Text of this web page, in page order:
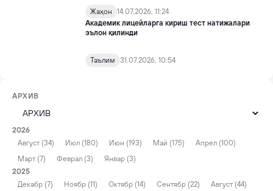
Жаҳон
14.07.2026, 11:24
Академик лицейларга кириш тест натижалари
эълон қилинди
Таълим 31.07.2026, 10:54
АРХИВ
2026
Август (34)
Июл (180) Июн (193) Май (175)
Апрел (100)
Март (7)
Феврал (3)
Январ (3)
2025
Декабр (7)
Ноябр (11) Октябр (14) Сентябр (22)
Август (44)